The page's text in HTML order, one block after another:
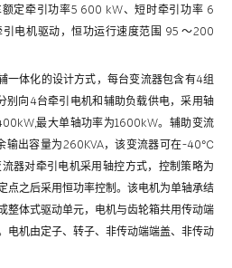
定牵引功率5 600 kW、短时牵引功率 6
电机驱动，恒功运行速度范围 95 ～200
一体化的设计方式，每台变流器包含有4组
别向4台牵引电机和辅助负载供电，采用轴
最大单轴功率为1600kW。辅助变流
输出容量为260KVA，该变流器可在-40℃
器对牵引电机采用轴控方式，控制策略为
点之后采用恒功率控制。该电机为单轴承结
整体式驱动单元，电机与齿轮箱共用传动端
电机由定子、转子、非传动端端盖、非传动